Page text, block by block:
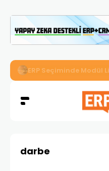
İkizler Aydınlatma,
darbe